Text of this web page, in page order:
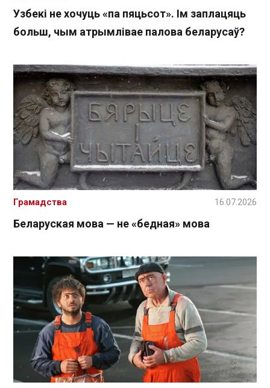
Узбекі не хочуць «па пяцьсот». Ім заплацяць
больш, чым атрымлівае палова беларусаў?
Беларуская мова — не «бедная» мова
Грамадства 16.07.2026